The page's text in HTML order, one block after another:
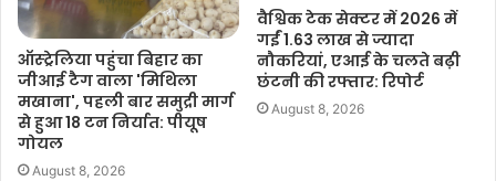
ऑस्ट्रेलिया पहुंचा बिहार का
जीआई टैग वाला 'मिथिला
मखाना', पहली बार समुद्री मार्ग
से हुआ 18 टन निर्यात: पीयूष
गोयल
August 8, 2026
वैश्विक टेक सेक्टर में 2026 में
गईं 1.63 लाख से ज्यादा
नौकरियां, एआई के चलते बढ़ी
छंटनी की रफ्तार: रिपोर्ट
August 8, 2026